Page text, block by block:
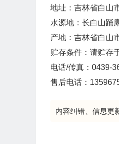
地址：吉林省白山
水源地：长白山踊
产地：吉林省白山
贮存条件：请贮存
电话/传真：0439-
售后电话：
内容纠错、信息更